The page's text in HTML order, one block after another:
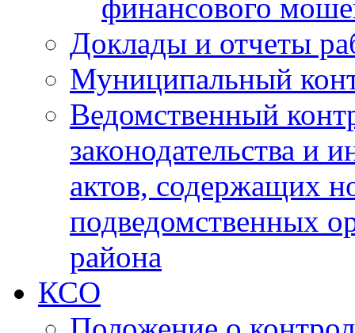
финансового
Доклады и отчеты
Муниципальный
Ведомственный
законодательства и
актов, содержащих
подведомственных
района
КСО